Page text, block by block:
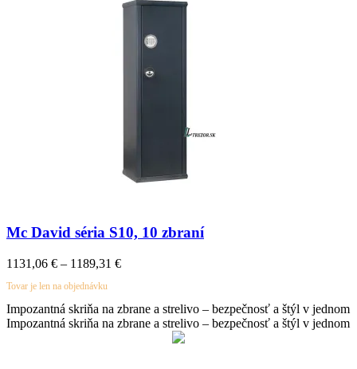
Mc David séria S10, 10 zbraní
1131,06 € – 1189,31 €Price
through
1189,31 €
Tovar je len na objednávku
Impozantná skriňa na zbrane a strelivo – bezpečnosť a štýl v jednom
Impozantná skriňa na zbrane a strelivo – bezpečnosť a štýl v jednom